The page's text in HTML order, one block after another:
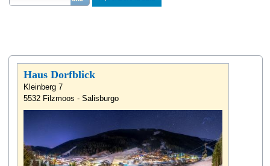
Haus Dorfblick
Kleinberg 7
5532 Filzmoos - Salisburgo